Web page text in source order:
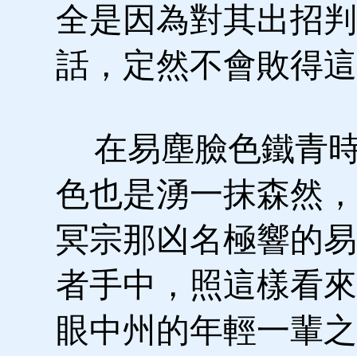
全是因為對其出招
話，定然不會敗得
在易塵臉色鐵青
色也是湧一抹森然
冥宗那凶名極響的
者手中，照這樣看
眼中州的年輕一輩